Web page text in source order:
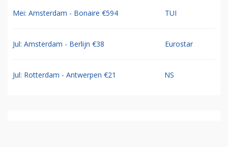
Mei: Amsterdam - Bonaire €594 TUI
Jul: Amsterdam - Berlijn €38 Eurostar
Jul: Rotterdam - Antwerpen €21 NS